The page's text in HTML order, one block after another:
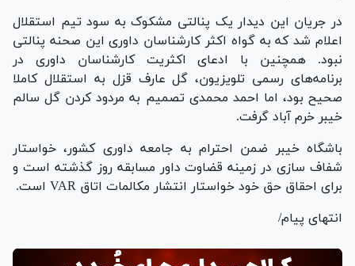
در جریان این دیدار یک پنالتی مشکوک به سود تیم استقلال
اعلام شد که به گواه اکثر کارشناسان داوری این صحنه پنالتی
نبود. همچنین با ادعای اکثریت کارشناسان داوری در
برنامه‌های رسمی تلویزیون، گل عارف قزل به استقلال کاملا
صحیح بود، اما احمد محمدی تصمیم به مردود کردن گل سالم
خیبر خرم آباد گرفت.
باشگاه خیبر ضمن احترام به جامعه داوری کشور، خواستار
شفاف سازی در زمینه قضاوت داور مسابقه روز گذشته است و
برای احقاق حق خود خواستار انتشار مکالمات اتاق VAR است.
انتهای پیام/